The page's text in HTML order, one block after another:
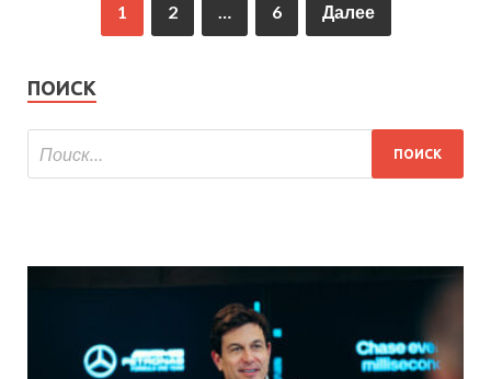
1 2 … 6 Далее
ПОИСК